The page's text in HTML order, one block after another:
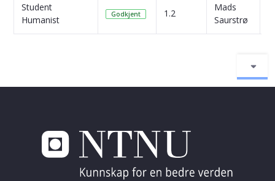
Student
Humanist
Godkjent 1.2
Mads
Saurstrø